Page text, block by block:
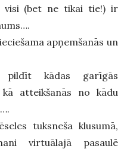
visi (bet ne tikai tie!) ir
apņemšanās un
pildīt kādas garīgās
atteikšanās no kādu
tuksneša klusumā,
virtuālajā pasaulē